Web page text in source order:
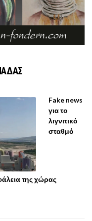
Fake news
για το
λιγνιτικό
σταθμό
της χώρας